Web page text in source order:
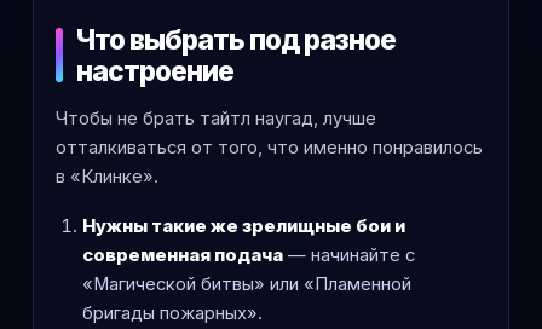
Что выбрать под разное
настроение
Чтобы не брать тайтл наугад, лучше
отталкиваться от того, что именно понравилось
в «Клинке».
Нужны такие же зрелищные бои и
современная подача— начинайте с
«Магической битвы» или «Пламенной
бригады пожарных».